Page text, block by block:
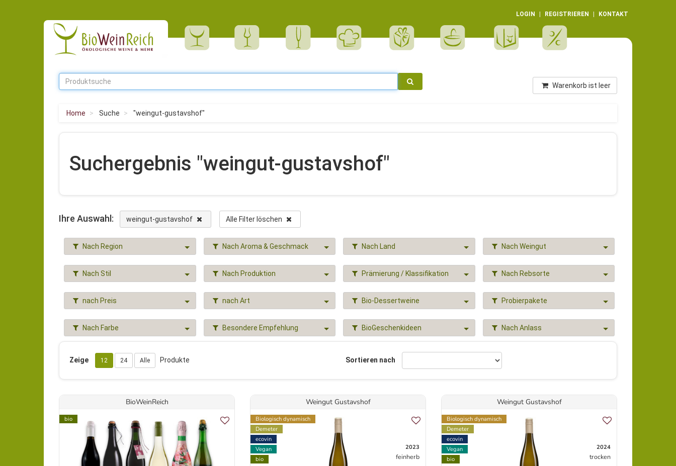
LOGIN REGISTRIEREN KONTAKT
Warenkorb ist leer
Home Suche "weingut-gustavshof"
Suchergebnis "weingut-gustavshof"
Ihre Auswahl: weingut-gustavshof Alle Filter löschen
Nach Region Nach Aroma & Geschmack Nach Land Nach Weingut
Nach Stil Nach Produktion Prämierung / Klassifikation Nach Rebsorte
nach Preis nach Art Bio-Dessertweine Probierpakete
Nach Farbe Besondere Empfehlung BioGeschenkideen Nach Anlass
Zeige 12 24 Alle Produkte Sortieren nach
BioWeinReich
bio
Weingut Gustavshof
Biologisch dynamisch
Demeter
ecovin
Vegan
bio
2023
feinherb
Weingut Gustavshof
Biologisch dynamisch
Demeter
ecovin
Vegan
bio
2024
trocken